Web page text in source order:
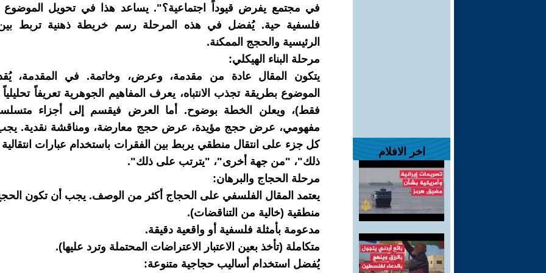
اخر الافلام
في مجتمع يفرض قيوداً اجتماعية؟". يساعد هذا في تحويل
فلسفية حية. يُفضل في هذه المرحلة رسم خريطة ذهنية تربط بين
الرئيسية والحجج الممكنة.
مرحلة البناء الهيكلي:
يتكون المقال عادة من مقدمة، وعرض، وخاتمة. في المقدمة،
الموضوع بطريقة تجذب الانتباه، يعرف المفاهيم الجوهرية تعريفاً
فقط)، ويعلن الخطة بوضوح. أما العرض فيقسم إلى أجزاء
مفهومي، عرض حجج مؤيدة، عرض حجج معارضة، ومناقشة نقدية.
كل جزء على انتقال منطقي يربط بين الفقرات باستخدام عبارات
ذلك"، "من جهة أخرى"، "يترتب على ذلك".
مرحلة الحجاج والبرهان:
يعتمد المقال الفلسفي على الحجاج أكثر من الوصف. يجب أن تكون
منطقية (خالية من التناقضات).
مدعومة بأمثلة فلسفية أو واقعية دقيقة.
متكاملة (تأخذ بعين الاعتبار الاعتراضات المحتملة وترد عليها).
يُفضل استخدام أساليب حجاجية متنوعة: